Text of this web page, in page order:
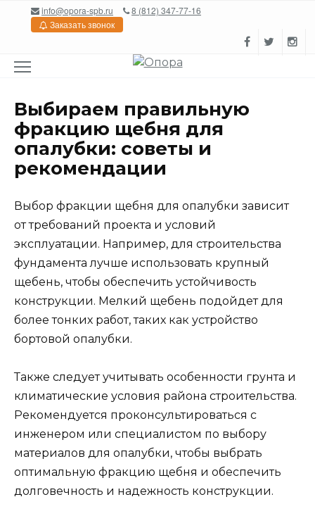
Перейтиinfo@opora-spb.ru
8 (812) 347-77-16
Заказать звонок
Выбираем правильную
фракцию щебня для
опалубки: советы и
рекомендации
Выбор фракции щебня для опалубки зависит
от требований проекта и условий
эксплуатации. Например, для строительства
фундамента лучше использовать крупный
щебень, чтобы обеспечить устойчивость
конструкции. Мелкий щебень подойдет для
более тонких работ, таких как устройство
бортовой опалубки.
Также следует учитывать особенности грунта и
климатические условия района строительства.
Рекомендуется проконсультироваться с
инженером или специалистом по выбору
материалов для опалубки, чтобы выбрать
оптимальную фракцию щебня и обеспечить
долговечность и надежность конструкции.